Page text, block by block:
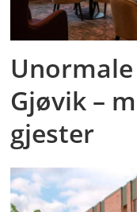
Gjøvik –
gjester